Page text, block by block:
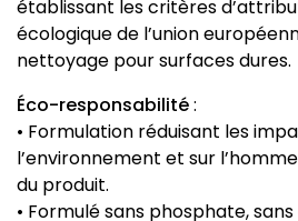
établissant les critères
écologique de l’union
nettoyage pour surfaces dures.
Éco-responsabilité:
• Formulation réduisant les
l’environnement et sur
du produit.
• Formulé sans phosphate,